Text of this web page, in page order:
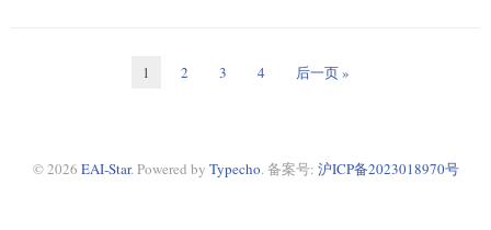
1 2 3 4 后一页 »
© 2026 EAI-Star. Powered by Typecho. 备案号: 沪ICP备2023018970号